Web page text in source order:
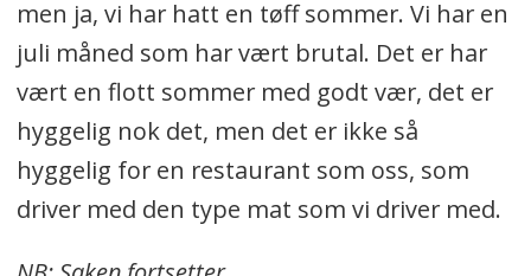
men ja, vi har hatt en tøff sommer. Vi har en
juli måned som har vært brutal. Det er har
vært en flott sommer med godt vær, det er
hyggelig nok det, men det er ikke så
hyggelig for en restaurant som oss, som
driver med den type mat som vi driver med.